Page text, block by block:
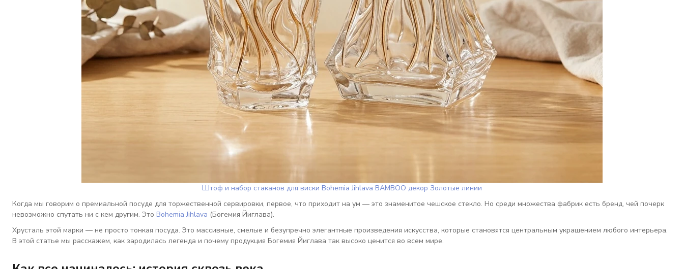
Штоф и набор стаканов для виски Bohemia Jihlava BAMBOO декор Золотые линии
Когда мы говорим о премиальной посуде для торжественной сервировки, первое, что приходит на ум — это знаменитое чешское стекло. Но среди множества фабрик есть бренд, чей почерк
невозможно спутать ни с кем другим. Это Bohemia Jihlava (Богемия Йиглава).
Хрусталь этой марки — не просто тонкая посуда. Это массивные, смелые и безупречно элегантные произведения искусства, которые становятся центральным украшением любого интерьера.
В этой статье мы расскажем, как зародилась легенда и почему продукция Богемия Йиглава так высоко ценится во всем мире.